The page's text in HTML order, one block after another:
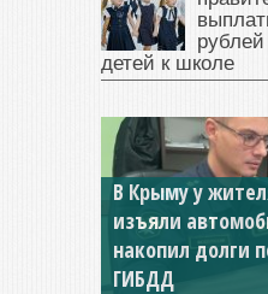
рублей
детей к школе
В Крыму у
изъяли
накопил долги
ГИБДД